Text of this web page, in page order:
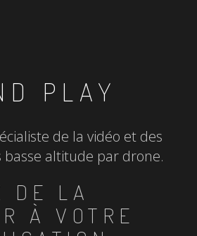
PLAY
de la vidéo et des
basse altitude par drone.
DE LA
À VOTRE